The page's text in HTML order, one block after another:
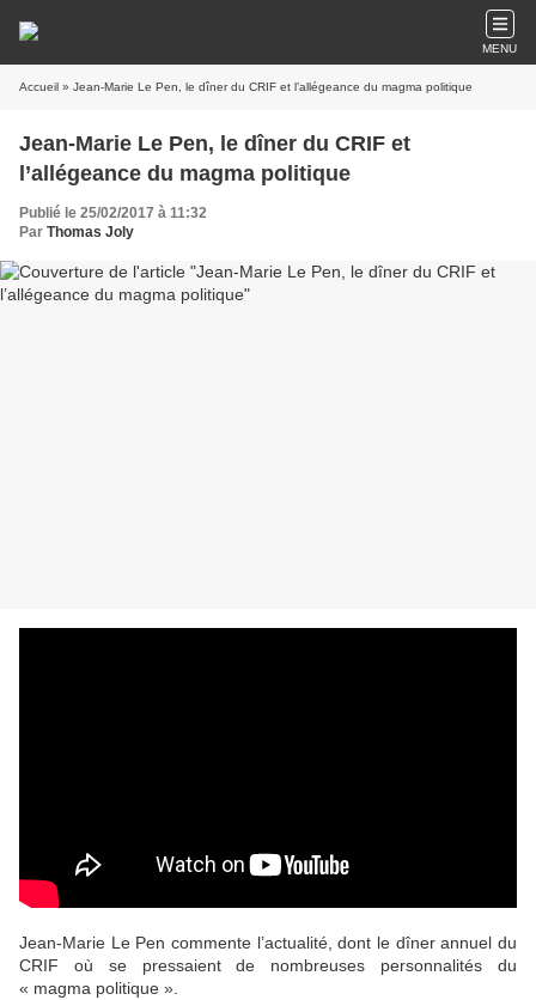
MENU
Accueil » Jean-Marie Le Pen, le dîner du CRIF et l’allégeance du magma politique
Jean-Marie Le Pen, le dîner du CRIF et
l’allégeance du magma politique
Publié le 25/02/2017 à 11:32
Par Thomas Joly
Jean-Marie Le Pen commente l’actualité, dont le dîner annuel du
CRIF où se pressaient de nombreuses personnalités du
« magma politique ».